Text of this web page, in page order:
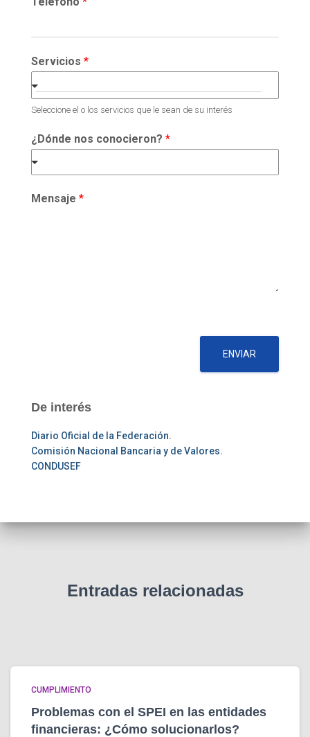
Servicios *
Seleccione el o los servicios que le sean de su interés
¿Dónde nos conocieron? *
Mensaje *
ENVIAR
De interés
Diario Oficial de la Federación.
Comisión Nacional Bancaria y de Valores.
CONDUSEF
Entradas relacionadas
CUMPLIMIENTO
Problemas con el SPEI en las entidades
financieras: ¿Cómo solucionarlos?